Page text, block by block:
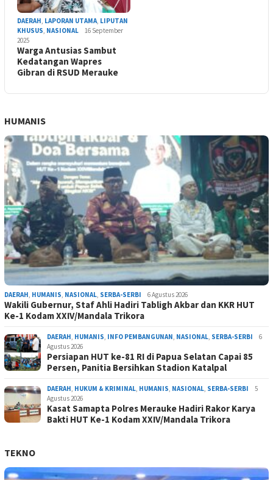
DAERAH, LAPORAN UTAMA, LIPUTAN
KHUSUS, NASIONAL
16 September
2025
Warga Antusias Sambut
Kedatangan Wapres
Gibran di RSUD Merauke
HUMANIS
DAERAH, HUMANIS, NASIONAL, SERBA-SERBI 6 Agustus 2026
Wakili Gubernur, Staf Ahli Hadiri Tabligh Akbar dan KKR HUT
Ke-1 Kodam XXIV/Mandala Trikora
DAERAH, HUMANIS, INFO PEMBANGUNAN, NASIONAL, SERBA-SERBI
6
Agustus 2026
Persiapan HUT ke-81 RI di Papua Selatan Capai 85
Persen, Panitia Bersihkan Stadion Katalpal
DAERAH, HUKUM & KRIMINAL, HUMANIS, NASIONAL, SERBA-SERBI
5
Agustus 2026
Kasat Samapta Polres Merauke Hadiri Rakor Karya
Bakti HUT Ke-1 Kodam XXIV/Mandala Trikora
TEKNO